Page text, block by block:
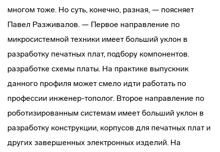
многом тоже. Но суть, конечно, разная, — поясняет
Павел Разживалов. — Первое направление по
микросистемной техники имеет больший уклон в
разработку печатных плат, подбору компонентов.
разработке схемы платы. На практике выпускник
данного профиля может смело идти работать по
профессии инженер-тополог. Второе направление по
роботизированным системам имеет больший уклон в
разработку конструкции, корпусов для печатных плат и
других завершенных электронных изделий. На